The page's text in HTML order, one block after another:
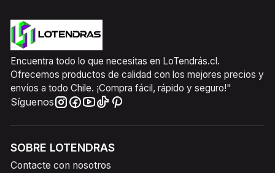
Encuentra todo lo que necesitas en LoTendrás.cl.
Ofrecemos productos de calidad con los mejores precios y
envíos a todo Chile. ¡Compra fácil, rápido y seguro!"
Síguenos
SOBRE LOTENDRAS
Contacte con nosotros